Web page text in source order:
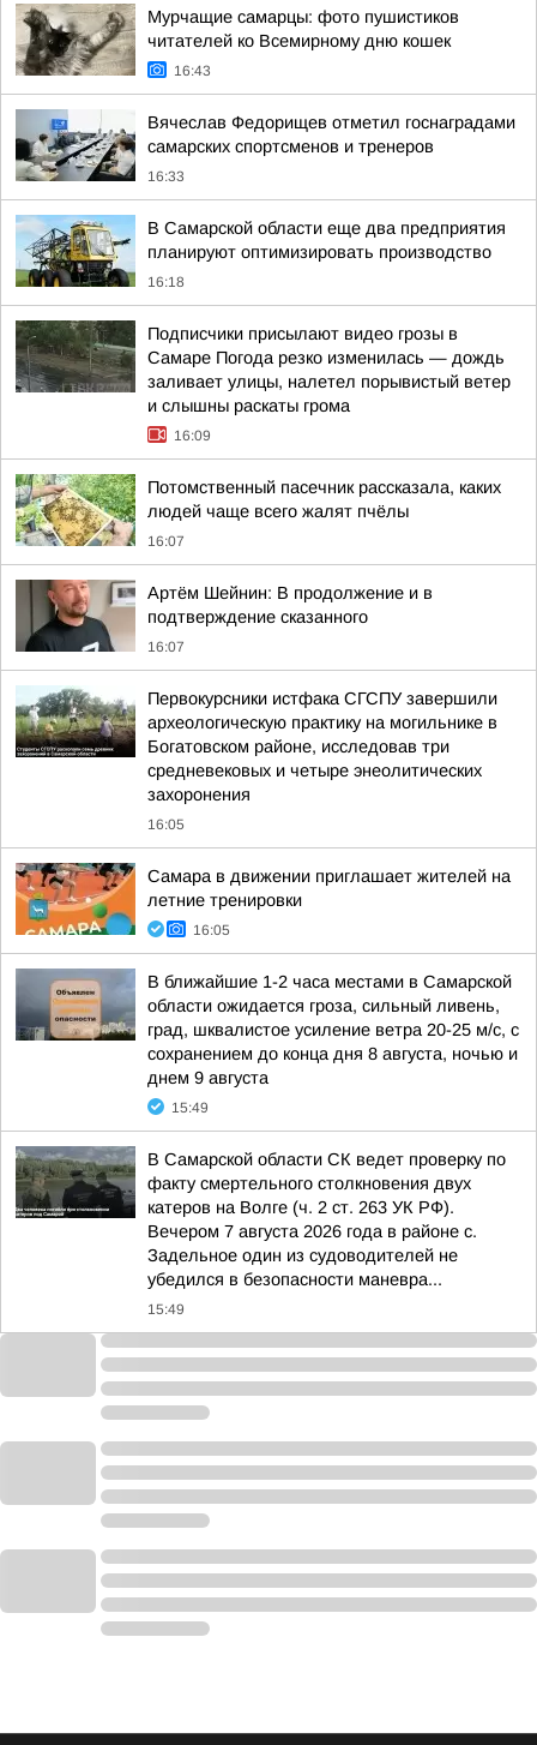
Мурчащие самарцы: фото пушистиков
читателей ко Всемирному дню кошек
16:43
Вячеслав Федорищев отметил госнаградами
самарских спортсменов и тренеров
16:33
В Самарской области еще два предприятия
планируют оптимизировать производство
16:18
Подписчики присылают видео грозы в
Самаре Погода резко изменилась — дождь
заливает улицы, налетел порывистый ветер
и слышны раскаты грома
16:09
Потомственный пасечник рассказала, каких
людей чаще всего жалят пчёлы
16:07
Артём Шейнин: В продолжение и в
подтверждение сказанного
16:07
Первокурсники истфака СГСПУ завершили
археологическую практику на могильнике в
Богатовском районе, исследовав три
средневековых и четыре энеолитических
захоронения
16:05
Самара в движении приглашает жителей на
летние тренировки
16:05
В ближайшие 1-2 часа местами в Самарской
области ожидается гроза, сильный ливень,
град, шквалистое усиление ветра 20-25 м/с, с
сохранением до конца дня 8 августа, ночью и
днем 9 августа
15:49
В Самарской области СК ведет проверку по
факту смертельного столкновения двух
катеров на Волге (ч. 2 ст. 263 УК РФ).
Вечером 7 августа 2026 года в районе с.
Задельное один из судоводителей не
убедился в безопасности маневра...
15:49